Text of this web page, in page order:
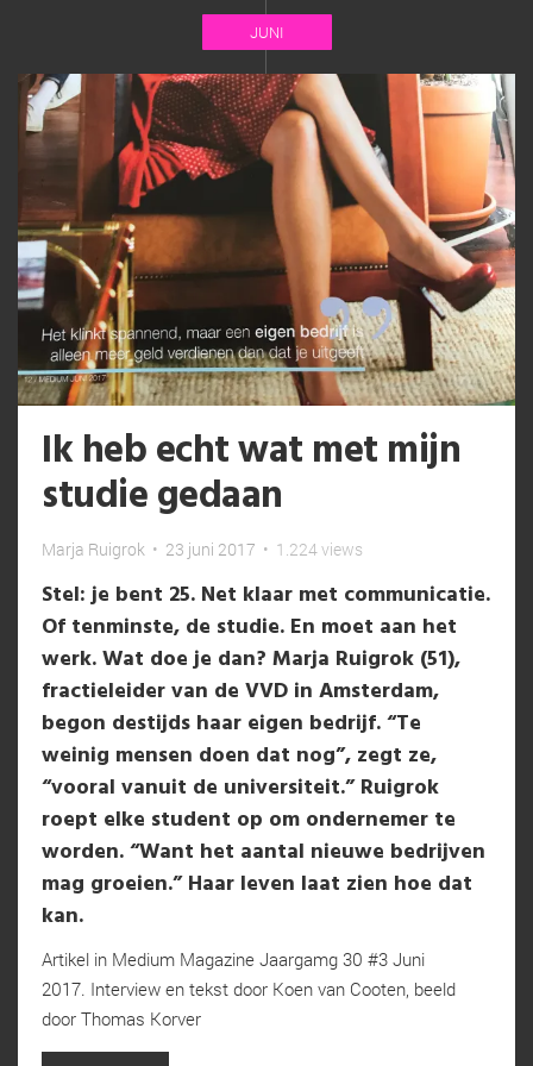
JUNI
Ik heb echt wat met mijn
studie gedaan
Marja Ruigrok • 23 juni 2017 • 1.224 views
Stel: je bent 25. Net klaar met communicatie.
Of tenminste, de studie. En moet aan het
werk. Wat doe je dan? Marja Ruigrok (51),
fractieleider van de VVD in Amsterdam,
begon destijds haar eigen bedrijf. “Te
weinig mensen doen dat nog”, zegt ze,
“vooral vanuit de universiteit.” Ruigrok
roept elke student op om ondernemer te
worden. “Want het aantal nieuwe bedrijven
mag groeien.” Haar leven laat zien hoe dat
kan.
Artikel in Medium Magazine Jaargamg 30 #3 Juni
2017. Interview en tekst door Koen van Cooten, beeld
door Thomas Korver